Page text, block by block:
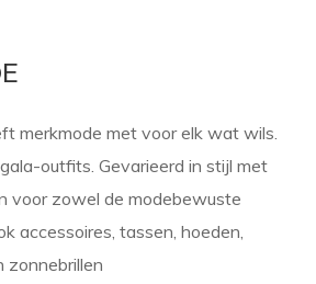
merkmode met voor elk wat wils.
outfits. Gevarieerd in stijl met
voor zowel de modebewuste
accessoires, tassen, hoeden,
zonnebrillen